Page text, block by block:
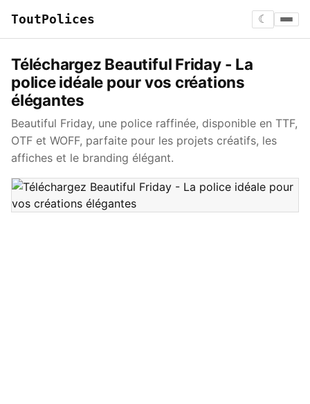
ToutPolices ☾
Téléchargez Beautiful Friday - La
police idéale pour vos créations
élégantes
Beautiful Friday, une police raffinée, disponible en TTF,
OTF et WOFF, parfaite pour les projets créatifs, les
affiches et le branding élégant.